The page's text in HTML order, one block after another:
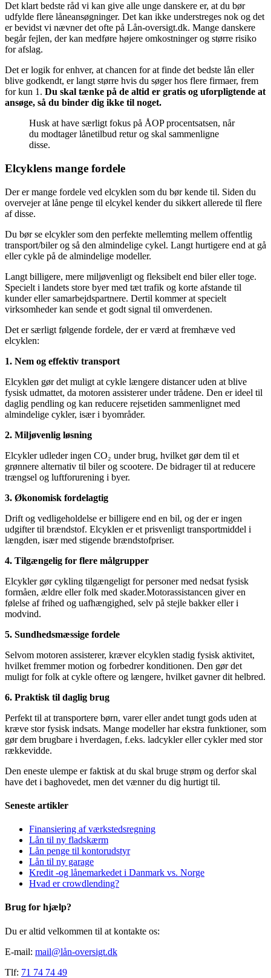
Det klart bedste råd vi kan give alle unge danskere er, at du bør
udfylde flere låneansøgninger. Det kan ikke understreges nok og det
er bevidst vi nævner det ofte på Lån-oversigt.dk. Mange danskere
begår fejlen, der kan medføre højere omkostninger og større risiko
for afslag.
Det er logik for enhver, at chancen for at finde det bedste lån eller
blive godkendt, er langt større hvis du søger hos flere firmaer, frem
for kun 1. Du skal tænke på de altid er gratis og uforpligtende at
ansøge, så du binder dig ikke til noget.
Husk at have særligt fokus på ÅOP procentsatsen, når
du modtager lånetilbud retur og skal sammenligne
disse.
Elcyklens mange fordele
Der er mange fordele ved elcyklen som du bør kende til. Siden du
overvejer at låne penge til elcykel kender du sikkert allerede til flere
af disse.
Du bør se elcykler som den perfekte mellemting mellem offentlig
transport/biler og så den almindelige cykel. Langt hurtigere end at gå
eller cykle på de almindelige modeller.
Langt billigere, mere miljøvenligt og fleksibelt end biler eller toge.
Specielt i landets store byer med tæt trafik og korte afstande til
kunder eller samarbejdspartnere. Dertil kommer at specielt
virksomheder kan sende et godt signal til omverdenen.
Det er særligt følgende fordele, der er værd at fremhæve ved
elcyklen:
1. Nem og effektiv transport
Elcyklen gør det muligt at cykle længere distancer uden at blive
fysisk udmattet, da motoren assisterer under trådene. Den er ideel til
daglig pendling og kan reducere rejsetiden sammenlignet med
almindelige cykler, især i byområder.
2. Miljøvenlig løsning
Elcykler udleder ingen CO₂ under brug, hvilket gør dem til et
grønnere alternativ til biler og scootere. De bidrager til at reducere
trængsel og luftforurening i byer.
3. Økonomisk fordelagtig
Drift og vedligeholdelse er billigere end en bil, og der er ingen
udgifter til brændstof. Elcyklen er et prisvenligt transportmiddel i
længden, især med stigende brændstofpriser.
4. Tilgængelig for flere målgrupper
Elcykler gør cykling tilgængeligt for personer med nedsat fysisk
formåen, ældre eller folk med skader.Motorassistancen giver en
følelse af frihed og uafhængighed, selv på stejle bakker eller i
modvind.
5. Sundhedsmæssige fordele
Selvom motoren assisterer, kræver elcyklen stadig fysisk aktivitet,
hvilket fremmer motion og forbedrer konditionen. Den gør det
muligt for folk at cykle oftere og længere, hvilket gavner dit helbred.
6. Praktisk til daglig brug
Perfekt til at transportere børn, varer eller andet tungt gods uden at
kræve stor fysisk indsats. Mange modeller har ekstra funktioner, som
gør dem brugbare i hverdagen, f.eks. ladcykler eller cykler med stor
rækkevidde.
Den eneste ulempe er faktisk at du skal bruge strøm og derfor skal
have det i baghovedet, men det vænner du dig hurtigt til.
Seneste artikler
Finansiering af værkstedsregning
Lån til ny fladskærm
Lån penge til kontorudstyr
Lån til ny garage
Kredit -og lånemarkedet i Danmark vs. Norge
Hvad er crowdlending?
Brug for hjælp?
Du er altid velkommen til at kontakte os:
E-mail: mail@lån-oversigt.dk
Tlf: 71 74 74 49